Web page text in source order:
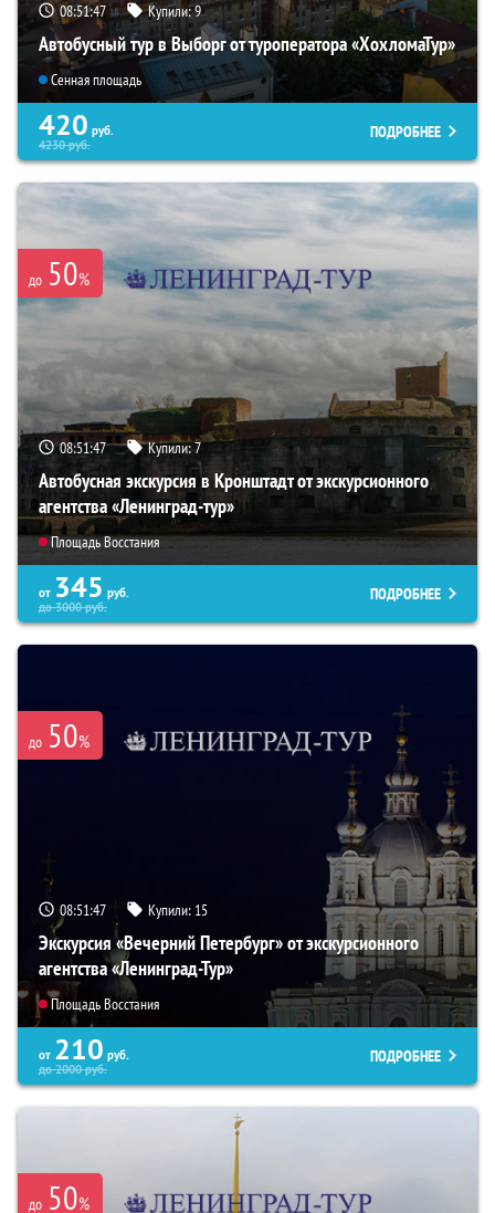
08:51:46 Купили:9
Автобусный тур в Выборг от туроператора «ХохломаТур»
Сенная площадь
420 руб.
4230руб.
ПОДРОБНЕЕ
до 50%
08:51:46 Купили:7
Автобусная экскурсия в Кронштадт от экскурсионного
агентства «Ленинград-тур»
Площадь Восстания
от 345 руб.
до3000руб.
ПОДРОБНЕЕ
до 50%
08:51:46 Купили: 15
Экскурсия «Вечерний Петербург» от экскурсионного
агентства «Ленинград-Тур»
Площадь Восстания
от 210 руб.
до2000руб.
ПОДРОБНЕЕ
до 50%